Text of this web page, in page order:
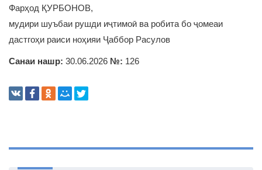
Фарҳод ҚУРБОНОВ,
мудири шуъбаи рушди иҷтимоӣ ва робита бо ҷомеаи
дастгоҳи раиси ноҳияи Ҷаббор Расулов
Санаи нашр: 30.06.2026 №: 126